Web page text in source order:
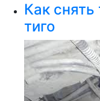
Как
тиго